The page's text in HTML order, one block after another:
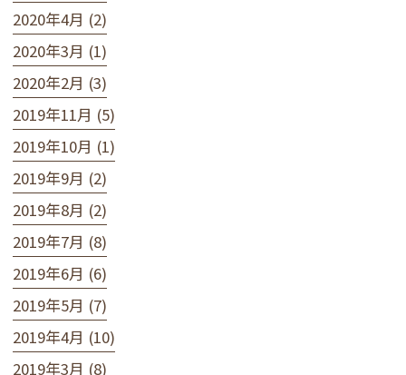
2020年4月 (2)
2020年3月 (1)
2020年2月 (3)
2019年11月 (5)
2019年10月 (1)
2019年9月 (2)
2019年8月 (2)
2019年7月 (8)
2019年6月 (6)
2019年5月 (7)
2019年4月 (10)
2019年3月 (8)